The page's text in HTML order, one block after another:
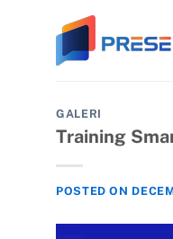
content
GALERI
Training
POSTED ON